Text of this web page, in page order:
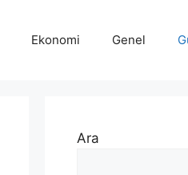
Ekonomi Genel
Ara